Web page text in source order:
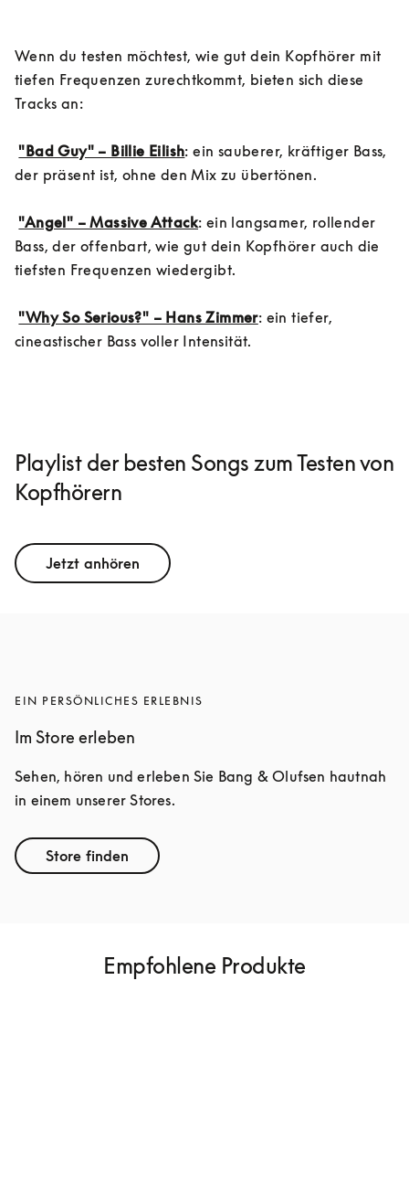
Wenn du testen möchtest, wie gut dein Kopfhörer mit
tiefen Frequenzen zurechtkommt, bieten sich diese
Tracks an:
"Bad Guy" – Billie Eilish: ein sauberer, kräftiger Bass,
der präsent ist, ohne den Mix zu übertönen.
"Angel" – Massive Attack: ein langsamer, rollender
Bass, der offenbart, wie gut dein Kopfhörer auch die
tiefsten Frequenzen wiedergibt.
"Why So Serious?" – Hans Zimmer: ein tiefer,
cineastischer Bass voller Intensität.
Playlist der besten Songs zum Testen von
Kopfhörern
Jetzt anhören
EIN PERSÖNLICHES ERLEBNIS
Im Store erleben
Sehen, hören und erleben Sie Bang & Olufsen hautnah
in einem unserer Stores.
Store finden
Empfohlene Produkte